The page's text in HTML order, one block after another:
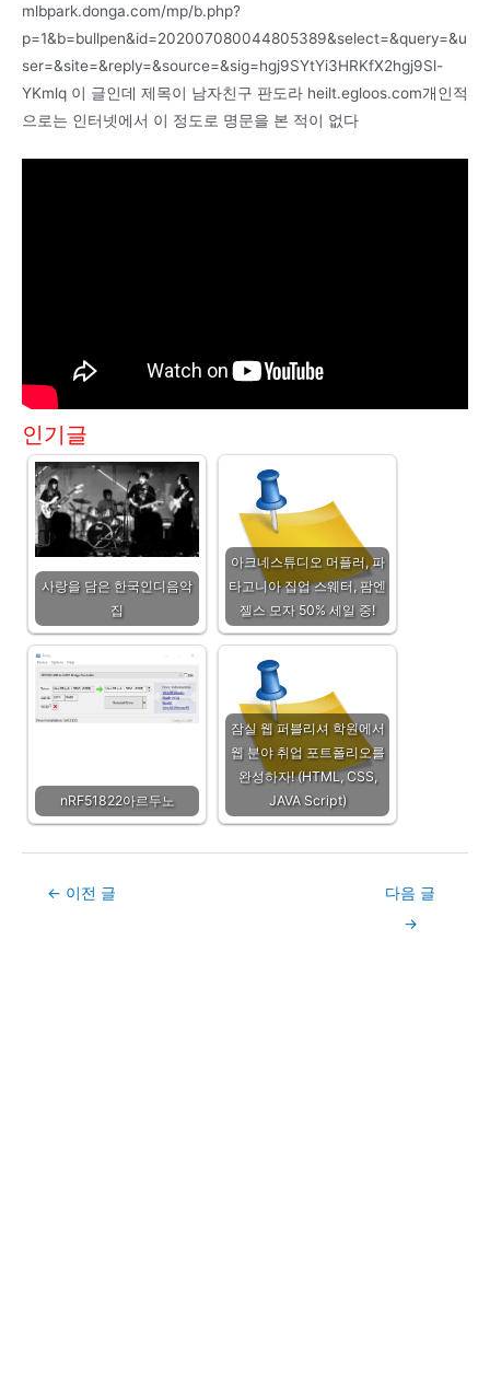
mlbpark.donga.com/mp/b.php?
p=1&b=bullpen&id=202007080044805389&select=&query=&u
ser=&site=&reply=&source=&sig=hgj9SYtYi3HRKfX2hgj9Sl-
YKmlq 이 글인데 제목이 남자친구 판도라 heilt.egloos.com개인적
으로는 인터넷에서 이 정도로 명문을 본 적이 없다
인기글
사랑을 담은 한국인디음악
집
아크네스튜디오 머플러, 파
타고니아 집업 스웨터, 팜엔
젤스 모자 50% 세일 중!
nRF51822아르두노
잠실 웹 퍼블리셔 학원에서
웹 분야 취업 포트폴리오를
완성하자! (HTML, CSS,
JAVA Script)
Post← 이전 글
다음 글
→